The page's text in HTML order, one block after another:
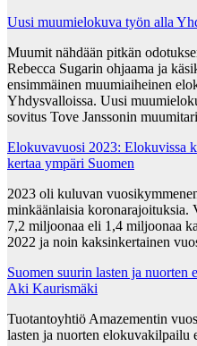
Uusi muumielokuva työn alla
Muumit nähdään pitkän
Rebecca Sugarin ohjaama ja
ensimmäinen muumiaiheinen
Yhdysvalloissa. Uusi
sovitus Tove Janssonin
Elokuvavuosi 2023: Elokuvissa
kertaa ympäri Suomen
2023 oli kuluvan
minkäänlaisia koronarajoituksia.
7,2 miljoonaa eli 1,4 miljoonaa
2022 ja noin kaksinkertainen
Suomen suurin lasten ja
Aki Kaurismäki
Tuotantoyhtiö Amazementin
lasten ja nuorten